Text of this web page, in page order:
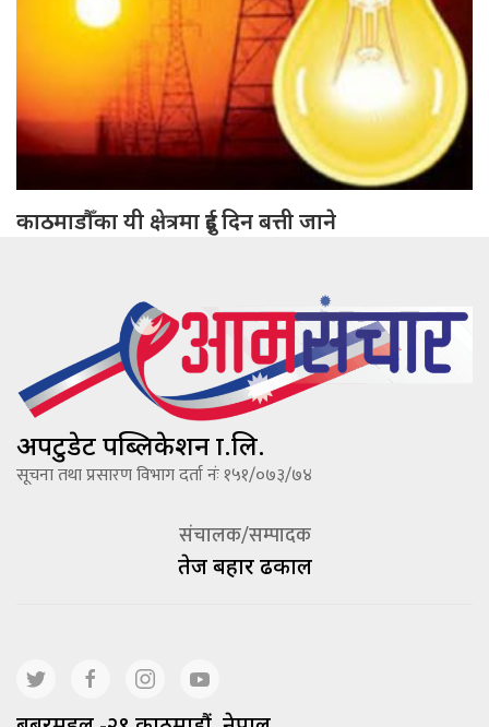
काठमाडौँका यी क्षेत्रमा दुई दिन बत्ती जाने
अपटुडेट पब्लिकेशन प्रा.लि.
सूचना तथा प्रसारण विभाग दर्ता नंः १५१/०७३/७४
संचालक/सम्पादक
तेज बहादूर ढकाल